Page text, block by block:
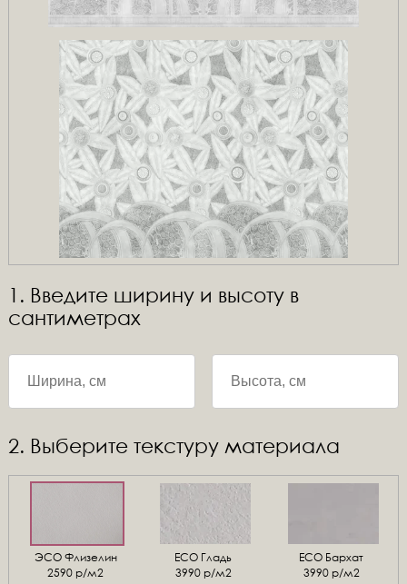
1. Введите ширину и высоту в
сантиметрах
2. Выберите текстуру материала
ЭСО Флизелин
2590 р/м2
ЕСО Гладь
3990 р/м2
ECO Бархат
3990 р/м2